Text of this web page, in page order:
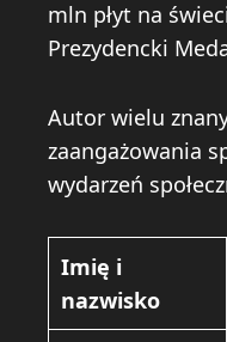
mln płyt na
Prezydencki
Autor wielu
zaangażowania
wydarzeń
Imię i
nazwisko